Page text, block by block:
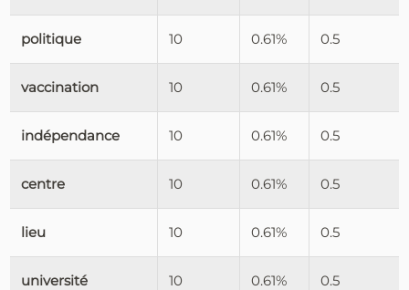
politique 10 0.61% 0.5
vaccination 10 0.61% 0.5
indépendance 10 0.61% 0.5
centre 10 0.61% 0.5
lieu 10 0.61% 0.5
université 10 0.61% 0.5